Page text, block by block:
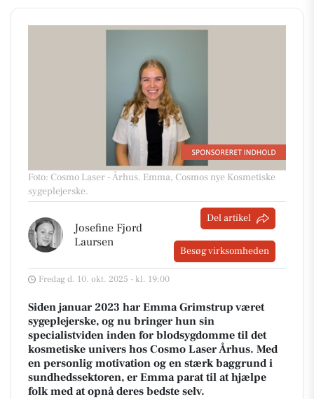
Foto: Cosmo Laser - Århus. Emma, Cosmos nye Kosmetiske
sygeplejerske.
Josefine Fjord
Laursen
Del artikel
Besøg virksomheden
Fredag d. 10. okt. 2025 - kl. 19:00
Siden januar 2023 har Emma Grimstrup været
sygeplejerske, og nu bringer hun sin
specialistviden inden for blodsygdomme til det
kosmetiske univers hos Cosmo Laser Århus. Med
en personlig motivation og en stærk baggrund i
sundhedssektoren, er Emma parat til at hjælpe
folk med at opnå deres bedste selv.